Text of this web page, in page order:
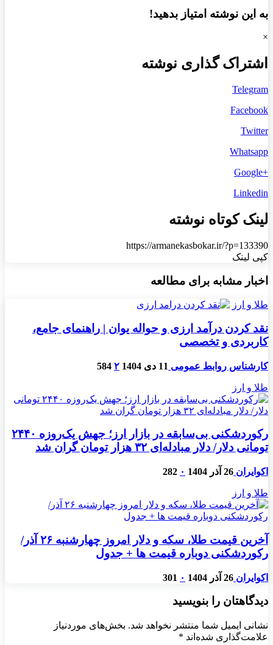
به این نوشته امتیاز بدهید!
×
اشتراک گذاری نوشته
Telegram
Facebook
Twitter
Whatsapp
+Google
Linkedin
لینک کوتاه نوشته
https://armanekasbokar.ir/?p=133390
کپی لینک
اخبار مشابه برای مطالعه
طلا و ارز
نقد کردن درآمد ارزی و حواله یوان | راهنمای جامع،
کاربردی و تخصصی
کارشناس روابط عمومی 11 دی 1404 ۲ 584
طلا و ارز
رکوردشکنی بی‌سابقه در بازار ارز؛ جهش یک‌روزه ۲۴۴۰
تومانی دلار/ دلار مبادله‌ای ۳۲ هزار تومان گران شد
اکوایران 26 آذر 1404 ۰ 282
طلا و ارز
آخرین قیمت طلا، سکه و دلار امروز چهارشنبه ۲۶ آذر/
رکوردشکنی دوباره قیمت ها + جدول
اکوایران 26 آذر 1404 ۰ 301
دیدگاهتان را بنویسید
نشانی ایمیل شما منتشر نخواهد شد. بخش‌های موردنیاز
علامت‌گذاری شده‌اند *